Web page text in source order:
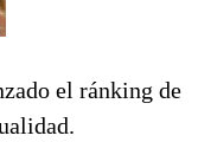
el ránking de